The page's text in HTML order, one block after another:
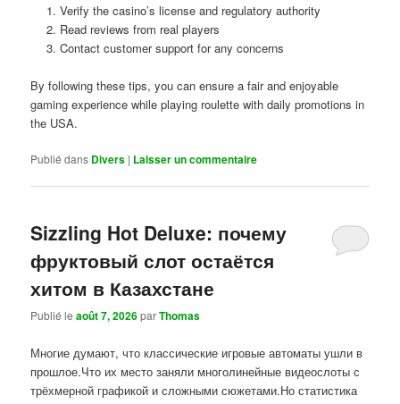
Verify the casino’s license and regulatory authority
Read reviews from real players
Contact customer support for any concerns
By following these tips, you can ensure a fair and enjoyable
gaming experience while playing roulette with daily promotions in
the USA.
Publié dans Divers | Laisser un commentaire
Sizzling Hot Deluxe: почему
фруктовый слот остаётся
хитом в Казахстане
Publié leaoût 7, 2026parThomas
Многие думают, что классические игровые автоматы ушли в
прошлое.Что их место заняли многолинейные видеослоты с
трёхмерной графикой и сложными сюжетами.Но статистика